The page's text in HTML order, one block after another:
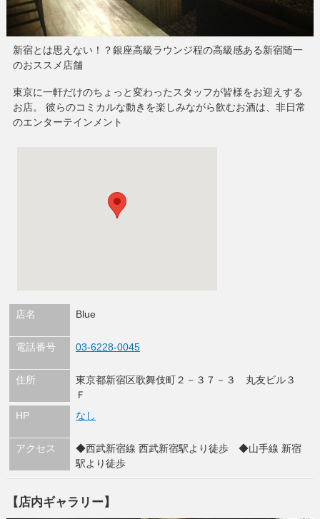
新宿とは思えない！？銀座高級ラウンジ程の高級感ある新宿随一
のおススメ店舗
東京に一軒だけのちょっと変わったスタッフが皆様をお迎えする
お店。 彼らのコミカルな動きを楽しみながら飲むお酒は、非日常
のエンターテインメント
店名 Blue
電話番号 03-6228-0045
住所
東京都新宿区歌舞伎町２－３７－３ 丸友ビル３
Ｆ
HP
なし
アクセス
◆西武新宿線 西武新宿駅より徒歩 ◆山手線 新宿
駅より徒歩
【店内ギャラリー】